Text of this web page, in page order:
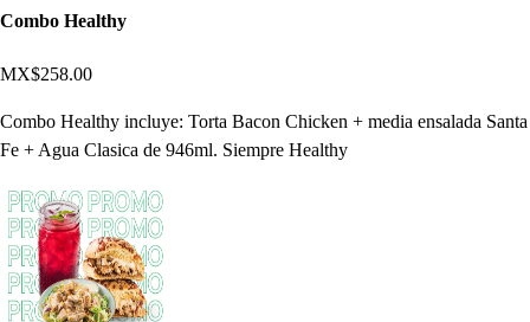
Combo Healthy
MX$258.00
Combo Healthy incluye: Torta Bacon Chicken + media ensalada Santa
Fe + Agua Clasica de 946ml. Siempre Healthy